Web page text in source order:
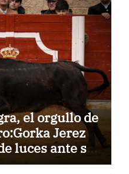
el orgullo de
Jerez
luces ante su